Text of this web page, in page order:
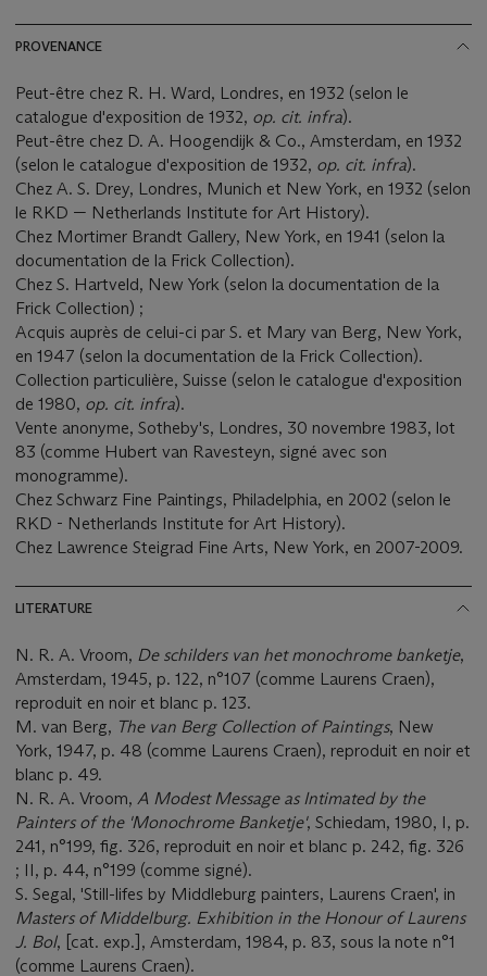
PROVENANCE
Peut-être chez R. H. Ward, Londres, en 1932 (selon le
catalogue d'exposition de 1932, op. cit. infra).
Peut-être chez D. A. Hoogendijk & Co., Amsterdam, en 1932
(selon le catalogue d'exposition de 1932, op. cit. infra).
Chez A. S. Drey, Londres, Munich et New York, en 1932 (selon
le RKD — Netherlands Institute for Art History).
Chez Mortimer Brandt Gallery, New York, en 1941 (selon la
documentation de la Frick Collection).
Chez S. Hartveld, New York (selon la documentation de la
Frick Collection) ;
Acquis auprès de celui-ci par S. et Mary van Berg, New York,
en 1947 (selon la documentation de la Frick Collection).
Collection particulière, Suisse (selon le catalogue d'exposition
de 1980, op. cit. infra).
Vente anonyme, Sotheby's, Londres, 30 novembre 1983, lot
83 (comme Hubert van Ravesteyn, signé avec son
monogramme).
Chez Schwarz Fine Paintings, Philadelphia, en 2002 (selon le
RKD - Netherlands Institute for Art History).
Chez Lawrence Steigrad Fine Arts, New York, en 2007-2009.
LITERATURE
N. R. A. Vroom, De schilders van het monochrome banketje,
Amsterdam, 1945, p. 122, n°107 (comme Laurens Craen),
reproduit en noir et blanc p. 123.
M. van Berg, The van Berg Collection of Paintings, New
York, 1947, p. 48 (comme Laurens Craen), reproduit en noir et
blanc p. 49.
N. R. A. Vroom, A Modest Message as Intimated by the
Painters of the 'Monochrome Banketje', Schiedam, 1980, I, p.
241, n°199, fig. 326, reproduit en noir et blanc p. 242, fig. 326
; II, p. 44, n°199 (comme signé).
S. Segal, 'Still-lifes by Middleburg painters, Laurens Craen', in
Masters of Middelburg. Exhibition in the Honour of Laurens
J. Bol, [cat. exp.], Amsterdam, 1984, p. 83, sous la note n°1
(comme Laurens Craen).